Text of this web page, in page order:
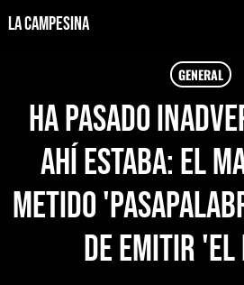
La Campesina
play_arrow LA CAMPESINA CADENA
play_arrow LA CAMPESINA 101.9 FM
play_arrow LA CAMPESINA 96.7 FM
GENERAL
Ha pasado
ahí estaba: el
metido
de emitir 'El